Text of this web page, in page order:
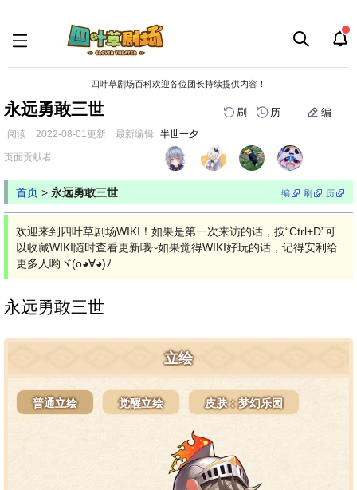
四叶草剧场百科欢迎各位团长持续提供内容！
永远勇敢三世 刷 历 编
阅读 2022-08-01更新 最新编辑: 半世一夕
跳
导
跳
搜
页面贡献者 :
编 刷 历
首页 > 永远勇敢三世
欢迎来到四叶草剧场WIKI！如果是第一次来访的话，按“Ctrl+D”可
以收藏WIKI随时查看更新哦~如果觉得WIKI好玩的话，记得安利给
更多人哟ヾ(o◕∀◕)ﾉ
永远勇敢三世
立绘
普通立绘 觉醒立绘 皮肤：梦幻乐园